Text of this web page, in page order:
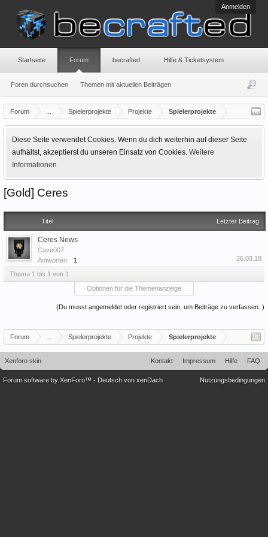
Anmelden
Forum Spielerprojekte Projekte Spielerprojekte
Diese Seite verwendet Cookies. Wenn du dich weiterhin auf dieser Seite
aufhältst, akzeptierst du unseren Einsatz von Cookies. Weitere
Informationen
[Gold] Ceres
Titel Letzter Beitrag
Ceres News
Cave007
Antworten:
1 26.03.18
Thema 1 bis 1 von 1
Optionen für die Themenanzeige
(Du musst angemeldet oder registriert sein, um Beiträge zu verfassen. )
Forum Spielerprojekte Projekte Spielerprojekte
Startseite Forum
Foren durchsuchen Themen mit aktuellen Beiträgen
becrafted Hilfe & Ticketsystem
Xenforo skin Kontakt Impressum Hilfe FAQ
Nutzungsbedingungen
Forum software by XenForo™ - Deutsch von xenDach